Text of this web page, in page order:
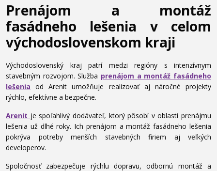
Prenájom a montáž
fasádneho lešenia v celom
východoslovenskom kraji
Východoslovenský kraj patrí medzi regióny s intenzívnym
stavebným rozvojom. Služba prenájom a montáž fasádneho
lešenia od Arenit umožňuje realizovať aj náročné projekty
rýchlo, efektívne a bezpečne.
Arenit je spoľahlivý dodávateľ, ktorý pôsobí v oblasti prenájmu
lešenia už dlhé roky. Ich prenájom a montáž fasádneho lešenia
pokrýva potreby menších stavebných firiem aj veľkých
developerov.
Spoločnosť zabezpečuje rýchlu dopravu, odbornú montáž a